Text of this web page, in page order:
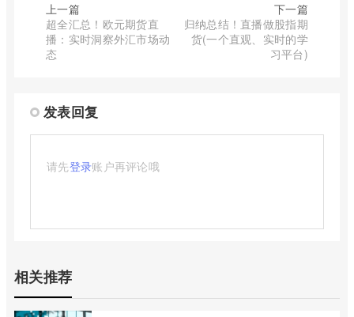
上一篇
超全汇总！欧元期货直
播：实时洞察外汇市场动
态
下一篇
归纳总结！直播做股指期
货(一个直观、实时的学
习平台)
发表回复
请先登录账户再评论哦
相关推荐